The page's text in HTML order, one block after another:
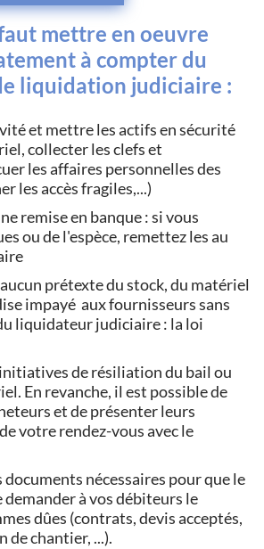
mettre en oeuvre
à compter du
liquidation judiciaire :
et mettre les actifs en sécurité
collecter les clefs et
les affaires personnelles des
les accès fragiles,...)
remise en banque : si vous
ou de l'espèce, remettez les au
prétexte du stock, du matériel
impayé aux fournisseurs sans
liquidateur judiciaire : la loi
de résiliation du bail ou
En revanche, il est possible de
et de présenter leurs
votre rendez-vous avec le
nécessaires pour que le
à vos débiteurs le
dûes (contrats, devis acceptés,
de chantier, ...).